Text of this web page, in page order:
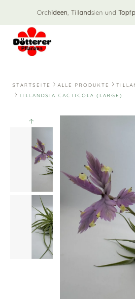
Orchideen , Tillandsien und Topf
STARTSEITE ALLE PRODUKTE
TILLANDSIA CACTICOLA (LARGE)